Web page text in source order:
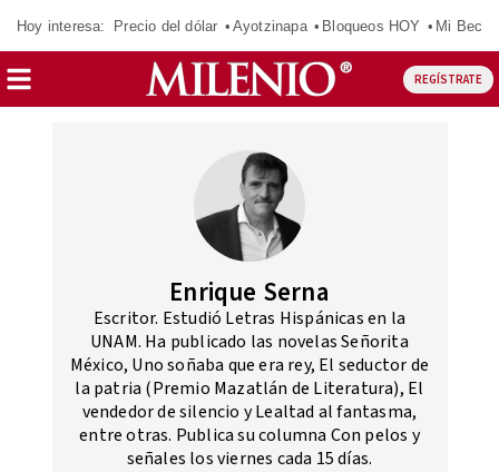
Hoy interesa: Precio del dólar Ayotzinapa Bloqueos HOY Mi Beca
REGÍSTRATE
Enrique Serna
Escritor. Estudió Letras Hispánicas en la
UNAM. Ha publicado las novelas Señorita
México, Uno soñaba que era rey, El seductor de
la patria (Premio Mazatlán de Literatura), El
vendedor de silencio y Lealtad al fantasma,
entre otras. Publica su columna Con pelos y
señales los viernes cada 15 días.